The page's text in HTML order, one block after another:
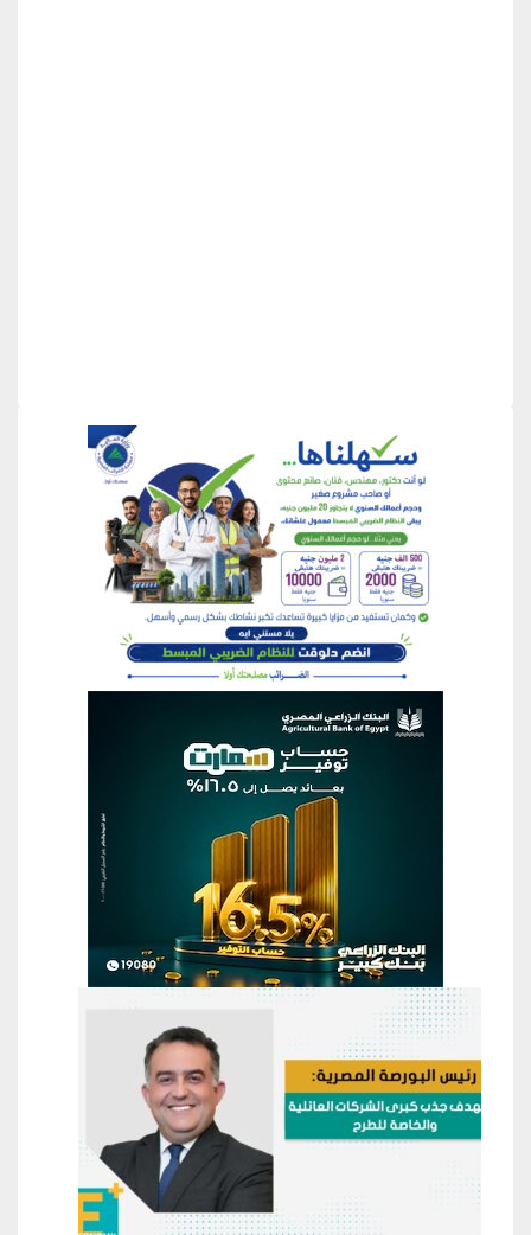
منطقة إعلانية
منطقة إعلانية